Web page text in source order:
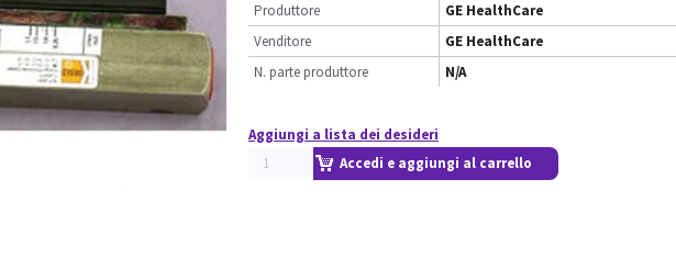
Produttore
GE HealthCare
Venditore
GE HealthCare
N. parte produttore
N/A
Aggiungi a lista dei desideri
Accedi e aggiungi al carrello